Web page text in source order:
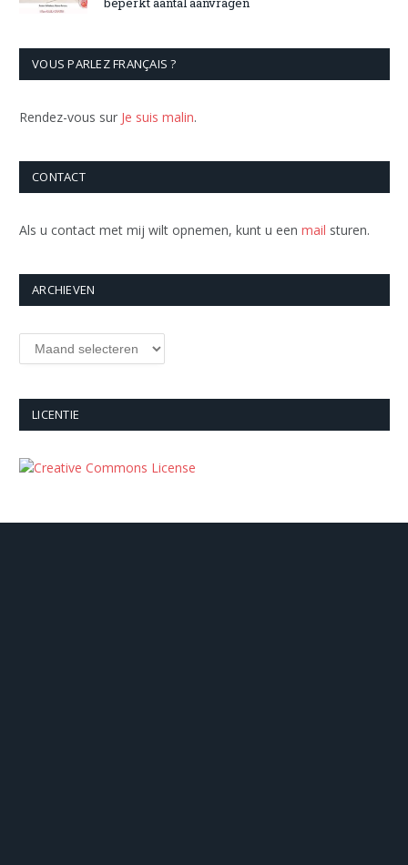
VOUS PARLEZ FRANÇAIS ?
Rendez-vous sur Je suis malin.
CONTACT
Als u contact met mij wilt opnemen, kunt u een mail sturen.
ARCHIEVEN
Archieven
LICENTIE